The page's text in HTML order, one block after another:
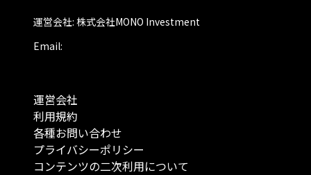
運営会社: 株式会社MONO Investment
Email:
運営会社
利用規約
各種お問い合わせ
プライバシーポリシー
コンテンツの二次利用について